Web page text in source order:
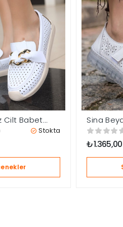
Cilt Babet
Stokta
Sina
Cırtlı
₺1.365,00